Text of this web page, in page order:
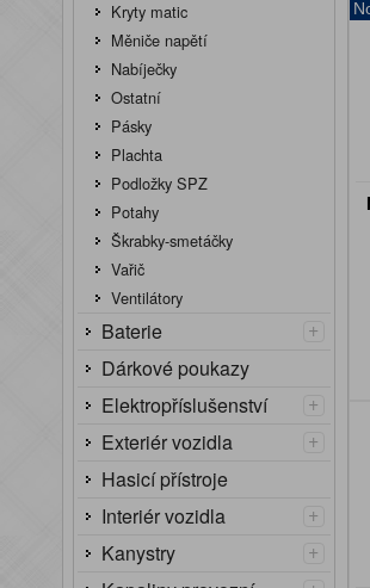
Kryty matic
Měniče napětí
Nabíječky
Ostatní
Pásky
Plachta
Podložky SPZ
Potahy
Škrabky-smetáčky
Vařič
Ventilátory
Baterie
+
Dárkové poukazy
Elektropříslušenství
+
Exteriér vozidla
+
Hasicí přístroje
Interiér vozidla
+
Kanystry
+